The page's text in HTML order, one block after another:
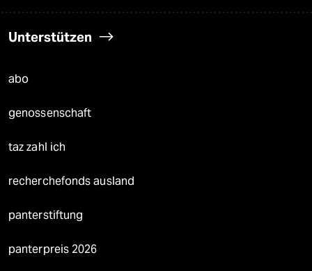
Unterstützen
abo
genossenschaft
taz zahl ich
recherchefonds ausland
panterstiftung
panterpreis 2026